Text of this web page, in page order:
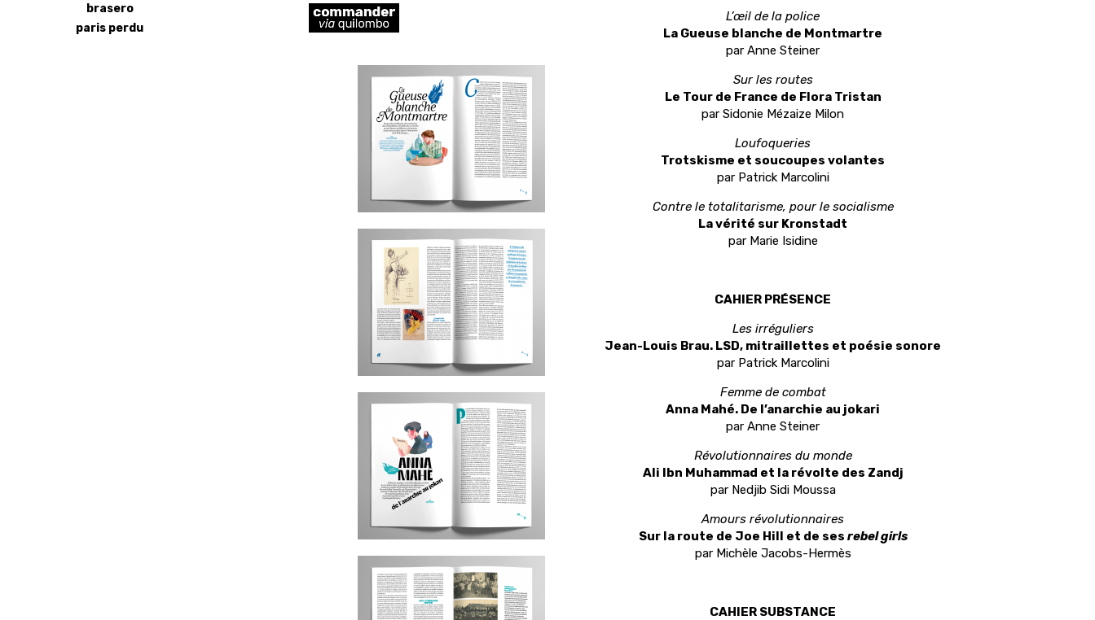
L’œil de la police
La Gueuse blanche de Montmartre
par Anne Steiner
Sur les routes
Le Tour de France de Flora Tristan
par Sidonie Mézaize Milon
Loufoqueries
Trotskisme et soucoupes volantes
par Patrick Marcolini
Contre le totalitarisme, pour le socialisme
La vérité sur Kronstadt
par Marie Isidine
CAHIER PRÉSENCE
Les irréguliers
Jean-Louis Brau. LSD, mitraillettes et poésie sonore
par Patrick Marcolini
Femme de combat
Anna Mahé. De l’anarchie au jokari
par Anne Steiner
Révolutionnaires du monde
Ali Ibn Muhammad et la révolte des Zandj
par Nedjib Sidi Moussa
Amours révolutionnaires
Sur la route de Joe Hill et de ses rebel girls
par Michèle Jacobs-Hermès
CAHIER SUBSTANCE
brasero
paris perdu